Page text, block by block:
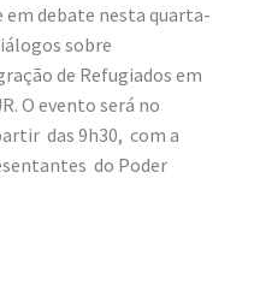
debate nesta quarta-
sobre
de Refugiados em
O evento será no
das 9h30, com a
do Poder